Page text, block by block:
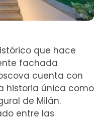
que hace
fachada
cuenta con
historia única como
de Milán.
entre las